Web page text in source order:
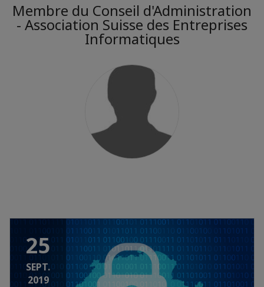
Membre du Conseil d'Administration
- Association Suisse des Entreprises
Informatiques
25
SEPT.
2019